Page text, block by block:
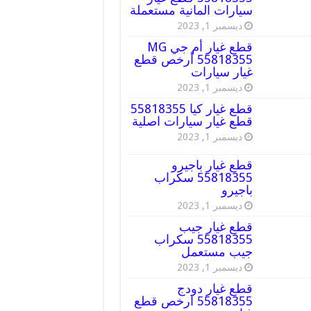
سيارات المانية مستعملة
ديسمبر 1, 2023
قطع غيار أم جي MG
55818355 أرخص قطع
غيار سيارات
ديسمبر 1, 2023
قطع غيار كيا 55818355
قطع غيار سيارات اصلية
ديسمبر 1, 2023
قطع غيار باجيرو
55818355 سكراب
باجيرو
ديسمبر 1, 2023
قطع غيار جيب
55818355 سكراب
جيب مستعمل
ديسمبر 1, 2023
قطع غيار دودج
55818355 ارخص قطع